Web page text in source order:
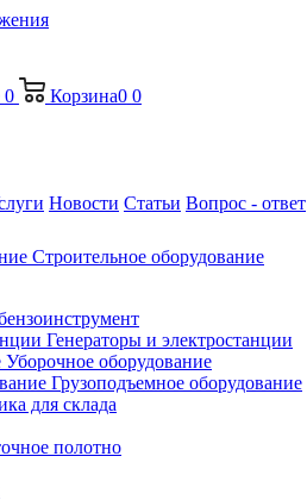
0 Корзина0 0
Новости Статьи Вопрос - ответ
Строительное оборудование
Генераторы и электростанции
Уборочное оборудование
Грузоподъемное оборудование
для склада
полотно